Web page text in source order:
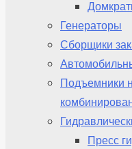
Генераторы
Сборщики
Подъемники
Пресс